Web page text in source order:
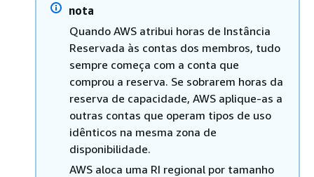
nota
Quando AWS atribui horas de Instância
Reservada às contas dos membros, tudo
sempre começa com a conta que
comprou a reserva. Se sobrarem horas da
reserva de capacidade, AWS aplique-as a
outras contas que operam tipos de uso
idênticos na mesma zona de
disponibilidade.
AWS aloca uma RI regional por tamanho